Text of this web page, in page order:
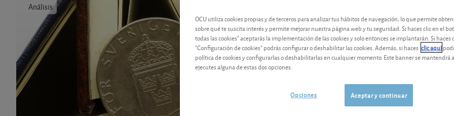
Análisis
Infravalorada frente al euro, la corona
sabemos cuándo.
OCU utiliza cookies propias y de terceros para analizar tus hábitos de navegación, lo que permite
sobre qué te suscita interés y permite mejorar nuestra página web y tu seguridad. Si haces clic en el
todas las cookies" aceptarás la implementación de las cookies y solo entonces se implantarán. Si haces
"Configuración de cookies" podrás configurar o deshabilitar las cookies. Además, si haces clic aquí
política de cookies y configurarlas o deshabilitarlas en cualquier momento. Este banner se mantendrá
ejecutes alguna de estas dos opciones.
Aceptar y continuar
Opciones